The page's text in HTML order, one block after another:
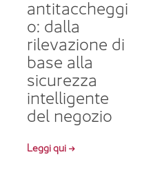
antitaccheggi
o: dalla
rilevazione di
base alla
sicurezza
intelligente
del negozio
Leggi qui →